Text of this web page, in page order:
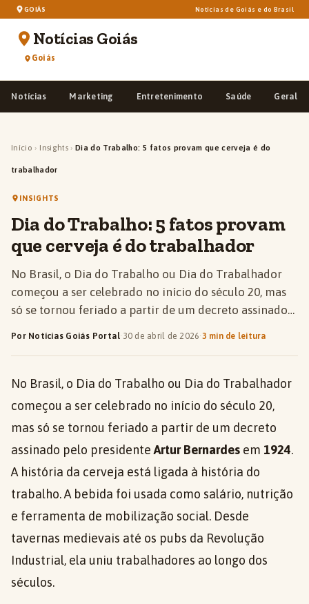
GOIÁS Notícias de Goiás e do Brasil
Notícias Goiás
Goiás
Notícias Marketing Entretenimento Saúde Geral
Início › Insights › Dia do Trabalho: 5 fatos provam que cerveja é do
trabalhador
INSIGHTS
Dia do Trabalho: 5 fatos provam
que cerveja é do trabalhador
No Brasil, o Dia do Trabalho ou Dia do Trabalhador
começou a ser celebrado no início do século 20, mas
só se tornou feriado a partir de um decreto assinado…
Por Notícias Goiás Portal· 30 de abril de 2026·3 min de leitura
No Brasil, o Dia do Trabalho ou Dia do Trabalhador
começou a ser celebrado no início do século 20,
mas só se tornou feriado a partir de um decreto
assinado pelo presidenteArtur Bernardes em 1924.
A história da cerveja está ligada à história do
trabalho. A bebida foi usada como salário, nutrição
e ferramenta de mobilização social. Desde
tavernas medievais até os pubs da Revolução
Industrial, ela uniu trabalhadores ao longo dos
séculos.